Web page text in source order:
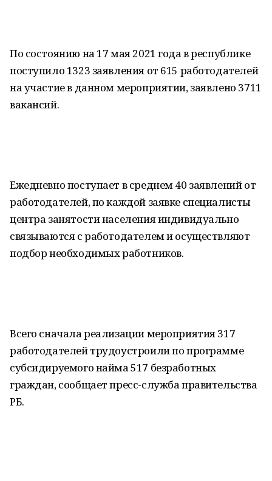
По состоянию на 17 мая 2021 года в республике
поступило 1323 заявления от 615 работодателей
на участие в данном мероприятии, заявлено 3711
вакансий.
Ежедневно поступает в среднем 40 заявлений от
работодателей, по каждой заявке специалисты
центра занятости населения индивидуально
связываются с работодателем и осуществляют
подбор необходимых работников.
Всего сначала реализации мероприятия 317
работодателей трудоустроили по программе
субсидируемого найма 517 безработных
граждан, сообщает пресс-служба правительства
РБ.